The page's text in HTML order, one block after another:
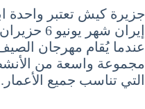
جزيرة كيش تعتبر واحدة
عندما يُقام مهرجان
مجموعة واسعة من
التي تناسب جميع الأعمار.